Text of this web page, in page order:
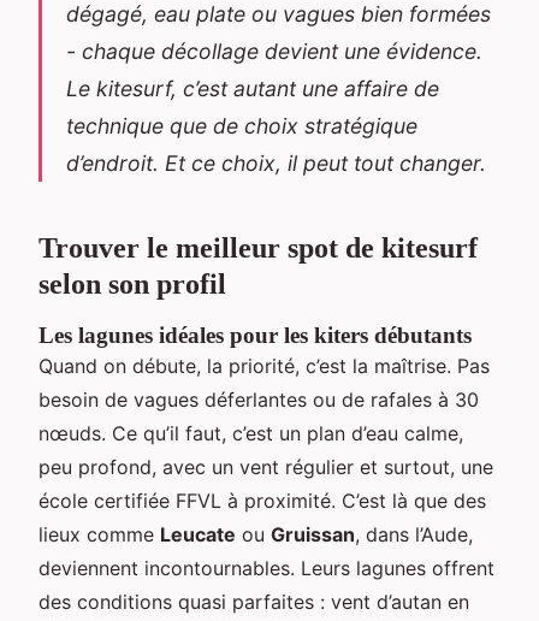
dégagé, eau plate ou vagues bien formées
- chaque décollage devient une évidence.
Le kitesurf, c’est autant une affaire de
technique que de choix stratégique
d’endroit. Et ce choix, il peut tout changer.
Trouver le meilleur spot de kitesurf
selon son profil
Les lagunes idéales pour les kiters débutants
Quand on débute, la priorité, c’est la maîtrise. Pas
besoin de vagues déferlantes ou de rafales à 30
nœuds. Ce qu’il faut, c’est un plan d’eau calme,
peu profond, avec un vent régulier et surtout, une
école certifiée FFVL à proximité. C’est là que des
lieux comme Leucate ou Gruissan, dans l’Aude,
deviennent incontournables. Leurs lagunes offrent
des conditions quasi parfaites : vent d’autan en